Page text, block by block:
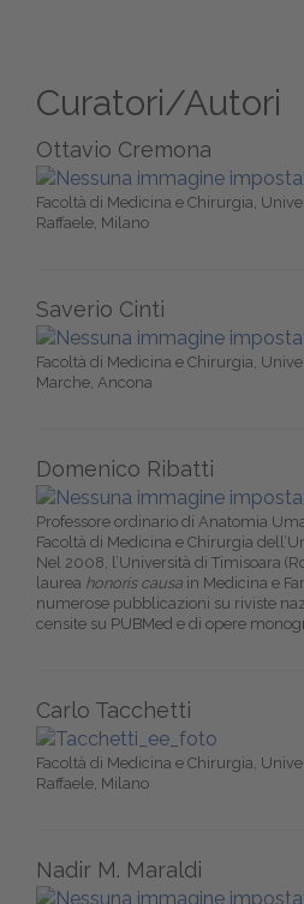
Curatori/Autori
Ottavio Cremona
Facoltà di Medicina e Chirurgia,
Raffaele, Milano
Saverio Cinti
Facoltà di Medicina e Chirurgia,
Marche, Ancona
Domenico Ribatti
Professore ordinario di Anatomia
Facoltà di Medicina e Chirurgia
Nel 2008, l’Università di Timisoara
laurea honoris causa in Medicina e
numerose pubblicazioni su riviste
censite su PUBMed e di opere
Carlo Tacchetti
Facoltà di Medicina e Chirurgia,
Raffaele, Milano
Nadir M. Maraldi